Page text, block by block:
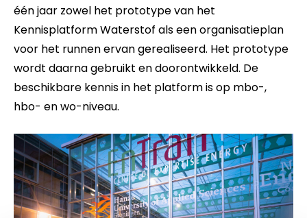
één jaar zowel het prototype van het
Kennisplatform Waterstof als een organisatieplan
voor het runnen ervan gerealiseerd. Het prototype
wordt daarna gebruikt en doorontwikkeld. De
beschikbare kennis in het platform is op mbo-,
hbo- en wo-niveau.